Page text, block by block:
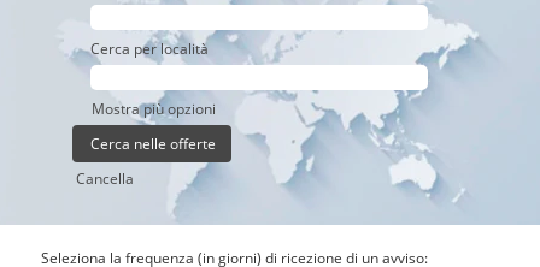
Cerca per località
Mostra più opzioni
Cancella
Seleziona la frequenza (in giorni) di ricezione di un avviso: